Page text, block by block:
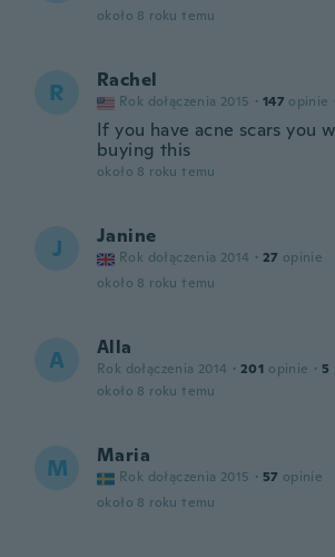
około 8 roku temu
R Rachel
Rok dołączenia 2015 · 147 opinie
If you have acne scars you
buying this
około 8 roku temu
J Janine
Rok dołączenia 2014 · 27 opinie
około 8 roku temu
A Alla
Rok dołączenia 2014 · 201 opinie · 5
około 8 roku temu
M Maria
Rok dołączenia 2015 · 57 opinie
około 8 roku temu